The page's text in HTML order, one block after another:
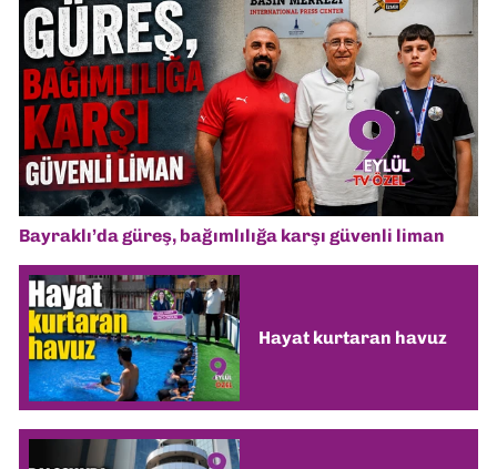
Bayraklı’da güreş, bağımlılığa karşı güvenli liman
Hayat kurtaran havuz